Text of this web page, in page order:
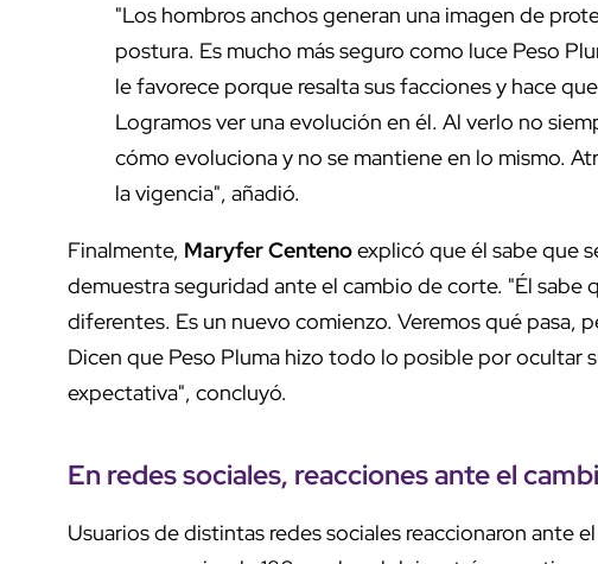
"Los hombros anchos generan una imagen de
postura. Es mucho más seguro como luce Peso
le favorece porque resalta sus facciones y hace
Logramos ver una evolución en él. Al verlo no
cómo evoluciona y no se mantiene en lo mismo.
la vigencia", añadió.
Finalmente, Maryfer Centenoexplicó que él sabe que
demuestra seguridad ante el cambio de corte. "Él sabe
diferentes. Es un nuevo comienzo. Veremos qué pasa,
Dicen que Peso Pluma hizo todo lo posible por ocultar
expectativa", concluyó.
En redes sociales, reacciones ante el
Usuarios de distintas redes sociales reaccionaron ante